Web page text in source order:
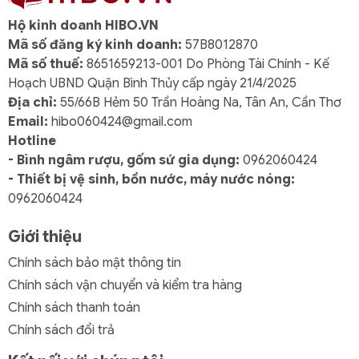
Câu hỏi thường gặp
Bình đá nhựa Duy Tân Tropica 7 No.548 có bền
không?
Sản phẩm được làm từ nhựa PP cao cấp, có độ bền
cao, chịu lực tốt và khó nứt vỡ khi sử dụng lâu dài.
Bình có giữ đá lâu tan không?
Thiết kế nắp đậy khít và lớp nhựa dày giúp giữ đá lâu
tan, bảo quản nước uống hiệu quả.
Có những màu sắc nào để lựa chọn?
Bình đá nhựa Duy Tân Tropica 7 No.548 có nhiều màu
cách và nhu cầu sử dụng.
Sản phẩm phù hợp cho đối tượng nào?
Bình thích hợp cho hộ gia đình, quán ăn, nhà hàng
Hộ kinh doanh HIBO.VN
Mã số đăng ký kinh doanh: 57B8012870
Mã số thuế: 8651659213-001 Do Phòng Tài Chính - Kế
Hoạch UBND Quận Bình Thủy cấp ngày 21/4/2025
Địa chỉ: 55/66B Hẻm 50 Trần Hoàng Na, Tân An, Cần Thơ
Email: hibo060424@gmail.com
Hotline
- Bình ngâm rượu, gốm sứ gia dụng: 0962060424
- Thiết bị vệ sinh, bồn nước, máy nước nóng:
0962060424
Giới thiệu
Chính sách bảo mật thông tin
Chính sách vận chuyển và kiểm tra hàng
Chính sách thanh toán
Chính sách đổi trả